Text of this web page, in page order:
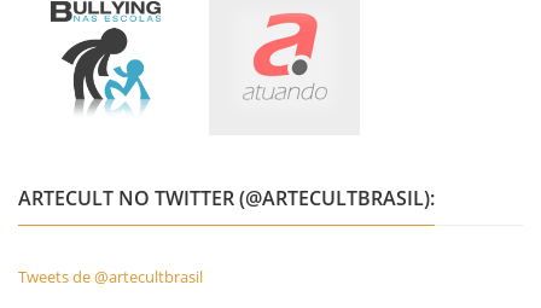
ARTECULT NO TWITTER (@ARTECULTBRASIL):
Tweets de @artecultbrasil